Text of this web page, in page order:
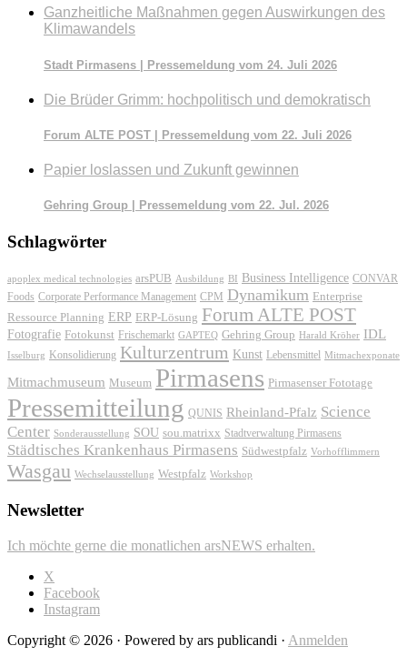
Ganzheitliche Maßnahmen gegen Auswirkungen des
Klimawandels
Stadt Pirmasens | Pressemeldung vom 24. Juli 2026
Die Brüder Grimm: hochpolitisch und demokratisch
Forum ALTE POST | Pressemeldung vom 22. Juli 2026
Papier loslassen und Zukunft gewinnen
Gehring Group | Pressemeldung vom 22. Jul. 2026
Schlagwörter
apoplex medical technologies arsPUB Ausbildung BI Business Intelligence CONVAR
Foods Corporate Performance Management CPM Dynamikum Enterprise
Ressource Planning ERP ERP-Lösung Forum ALTE POST
Fotografie Fotokunst Frischemarkt GAPTEQ Gehring Group Harald Kröher IDL
Isselburg Konsolidierung Kulturzentrum Kunst Lebensmittel Mitmachexponate
Mitmachmuseum Museum Pirmasens Pirmasenser Fototage
Pressemitteilung QUNIS Rheinland-Pfalz Science
Center Sonderausstellung SOU sou.matrixx Stadtverwaltung Pirmasens
Städtisches Krankenhaus Pirmasens Südwestpfalz Vorhofflimmern
Wasgau Wechselausstellung Westpfalz Workshop
Newsletter
Ich möchte gerne die monatlichen arsNEWS erhalten.
X
Facebook
Instagram
Copyright © 2026 · Powered by ars publicandi · Anmelden